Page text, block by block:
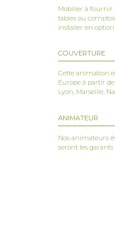
Mobilier à fournir
tables ou
installer en option
COUVERTURE
Cette animation
Europe à partir
Lyon, Marseille,
ANIMATEUR
Nos animateurs
seront les